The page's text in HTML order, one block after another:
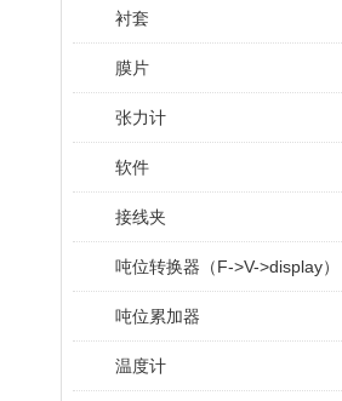
衬套
膜片
张力计
软件
接线夹
吨位转换器（F->V->display）
吨位累加器
温度计